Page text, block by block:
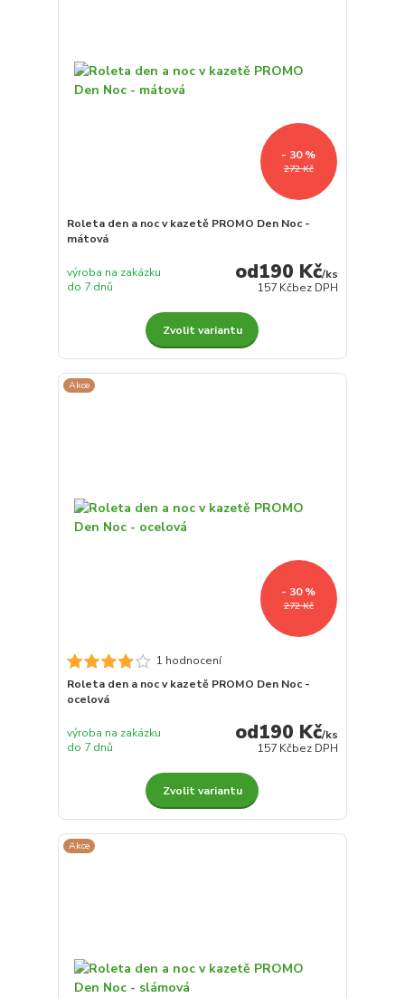
272 Kč
- 30 %
Roleta den a noc v kazetě PROMO Den Noc -
mátová
190 Kč/ks
157 Kčbez DPH
výroba na zakázku
do 7 dnů
Zvolit variantu
Akce
272 Kč
- 30 %
1 hodnocení
Roleta den a noc v kazetě PROMO Den Noc -
ocelová
190 Kč/ks
157 Kčbez DPH
výroba na zakázku
do 7 dnů
Zvolit variantu
Akce